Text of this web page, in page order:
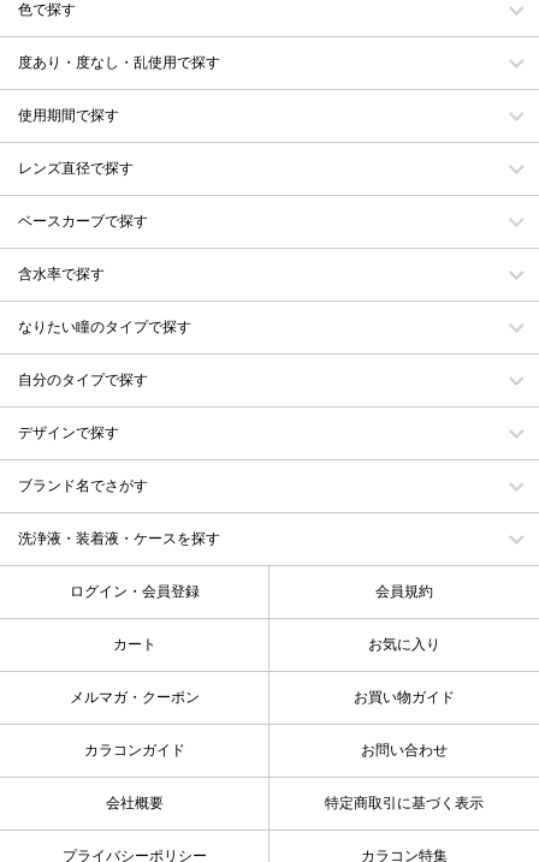
色で探す
度あり・度なし・乱使用で探す
使用期間で探す
レンズ直径で探す
ベースカーブで探す
含水率で探す
なりたい瞳のタイプで探す
自分のタイプで探す
デザインで探す
ブランド名でさがす
洗浄液・装着液・ケースを探す
ログイン・会員登録 会員規約
カート お気に入り
メルマガ・クーポン お買い物ガイド
カラコンガイド お問い合わせ
会社概要 特定商取引に基づく表示
プライバシーポリシー カラコン特集